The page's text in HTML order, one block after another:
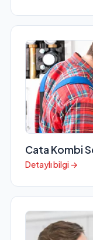
Cata Kombi
Detaylı bilgi →